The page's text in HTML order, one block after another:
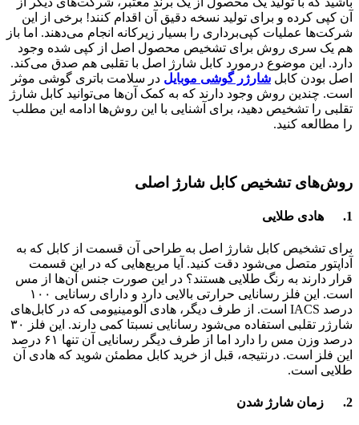
آن کپی کرده و برای تولید نسخه دقیق آن اقدام کنند! برخی از این
شرکت‌ها عملیات کپی‌برداری را بسیار زیرکانه انجام می‌دهند. اما باز
هم یک سری روش برای تشخیص محصول اصل از کپی شده وجود
دارد. این موضوع درمورد کابل شارژ اصل با تقلبی هم صدق می‌کند.
اصل بودن کابل شارژر گوشی موبایل در سلامت باتری گوشی موثر
است. چندین روش وجود دارند که به کمک آن‌ها می‌توانید کابل شارژ
تقلبی را تشخیص دهید، برای آشنایی با این روش‌ها ادامه این مطلب
را مطالعه کنید.
روش‌های تشخیص کابل شارژ اصلی
1. هادی طلایی
برای تشخیص کابل شارژ اصل به طراحی آن قسمت از کابل که به
آداپتور متصل می‌شود دقت کنید. آیا مربع‌هایی که در این قسمت
قرار دارند به رنگ طلایی هستند؟ در این صورت جنس آن‌ها از مس
است. این فلز رسانایی حرارتی بالایی دارد و دارای رسانایی ۱۰۰
درصد IACS است. از طرف دیگر، هادی آلومینیومی که در کابل‌های
شارژر تقلبی استفاده می‌شود رسانایی نسبتا کمی دارند. این فلز ۳۰
درصد وزن مس را دارد اما از طرف دیگر رسانایی آن تنها ۶۱ درصد
این فلز است. درنتیجه، قبل از خرید کابل مطمئن شوید که هادی آن
طلایی است.
2. زمان شارژ شدن